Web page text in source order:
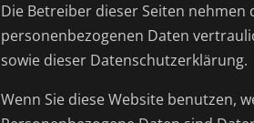
Die Betreiber dieser Seiten
personenbezogenen Daten
sowie dieser Datenschutzerklärung.
Wenn Sie diese Website benutzen,